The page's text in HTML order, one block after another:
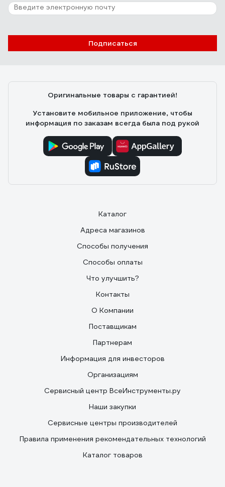
11 отзывов
гайками 1/2"
запас себе силиконовые прокладки для гаек
Stahlmann 1/2, они есть в каталоге ВсеИнструменты,
ничем не отличаются от комплектных.
Подписаться
Оригинальные товары с гарантией!
Установите мобильное приложение, чтобы
информация по заказам всегда была под рукой
Каталог
Адреса магазинов
Способы получения
Способы оплаты
Что улучшить?
Контакты
О Компании
Поставщикам
Партнерам
Информация для инвесторов
Организациям
Сервисный центр ВсеИнструменты.ру
Наши закупки
Сервисные центры производителей
Правила применения рекомендательных технологий
Каталог товаров